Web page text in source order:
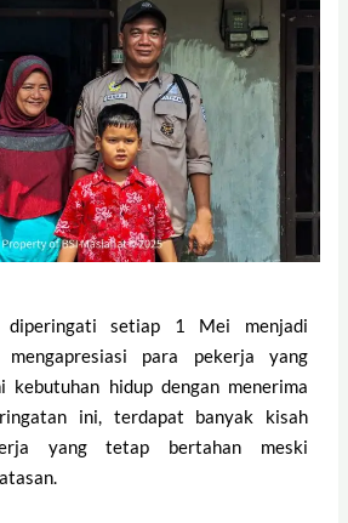
setiap 1 Mei menjadi
mengapresiasi para pekerja yang
kebutuhan hidup dengan menerima
ini, terdapat banyak kisah
yang tetap bertahan meski